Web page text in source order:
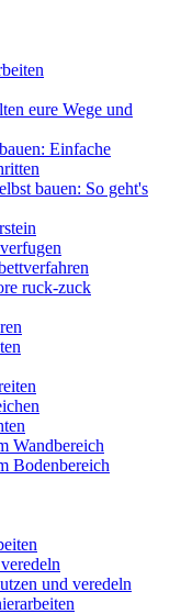
eure Wege und
Einfache
bauen: So geht's
ruck-zuck
Wandbereich
Bodenbereich
und veredeln